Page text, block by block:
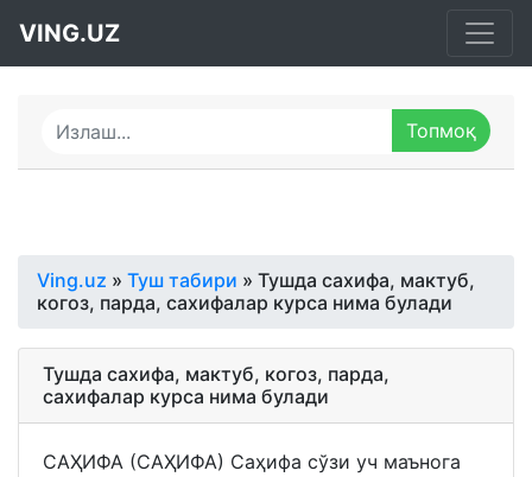
VING.UZ
Ving.uz » Туш табири » Тушда сахифа, мактуб,
когоз, парда, сахифалар курса нима булади
Тушда сахифа, мактуб, когоз, парда,
сахифалар курса нима булади
САҲИФА (САҲИФА) Саҳифа сўзи уч маънога